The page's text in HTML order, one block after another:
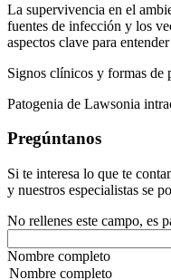
La supervivencia en el
fuentes de infección y los
aspectos clave para
Signos clínicos y formas de
Patogenia de Lawsonia
Pregúntanos
Si te interesa lo que te
y nuestros especialistas se
No rellenes este campo, es
Nombre completo